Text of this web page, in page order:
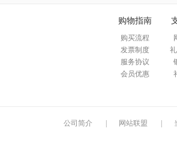
购物指南
购买流程
发票制度
服务协议
会员优惠
公司简介 网站联盟